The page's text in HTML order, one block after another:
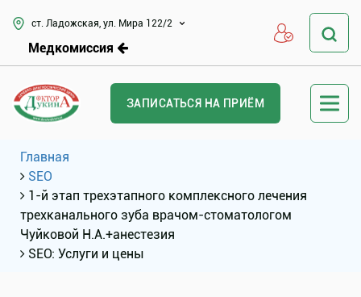
ст. Ладожская, ул. Мира 122/2
Медкомиссия
ЗАПИСАТЬСЯ НА ПРИЁМ
Главная
SEO
1-й этап трехэтапного комплексного лечения
трехканального зуба врачом-стоматологом
Чуйковой Н.А.+анестезия
SEO: Услуги и цены